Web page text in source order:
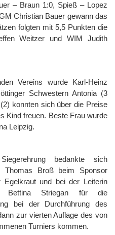
– Braun 1:0, Spieß – Lopez
Christian Bauer gewann das
folgten mit 5,5 Punkten die
Weitzer und WIM Judith
Vereins wurde Karl-Heinz
Schwestern Antonia (3
konnten sich über die Preise
Kind freuen. Beste Frau wurde
Leipzig.
bedankte sich
Thomas Broß beim Sponsor
Egelkraut und bei der Leiterin
Bettina Striegan für die
bei der Durchführung des
zur vierten Auflage des von
Turniers kommen.